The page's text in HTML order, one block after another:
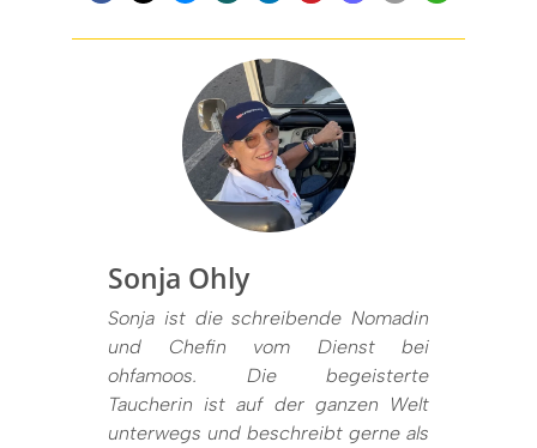
Sonja Ohly
Sonja ist die schreibende Nomadin
und Chefin vom Dienst bei
ohfamoos. Die begeisterte
Taucherin ist auf der ganzen Welt
unterwegs und beschreibt gerne als